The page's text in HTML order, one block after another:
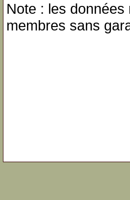
Note : les
membres sans